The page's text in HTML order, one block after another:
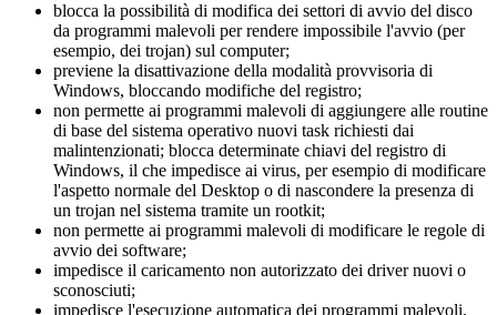
blocca la possibilità di modifica dei settori di avvio del disco
da programmi malevoli per rendere impossibile l'avvio (per
esempio, dei trojan) sul computer;
previene la disattivazione della modalità provvisoria di
Windows, bloccando modifiche del registro;
non permette ai programmi malevoli di aggiungere alle routine
di base del sistema operativo nuovi task richiesti dai
malintenzionati; blocca determinate chiavi del registro di
Windows, il che impedisce ai virus, per esempio di modificare
l'aspetto normale del Desktop o di nascondere la presenza di
un trojan nel sistema tramite un rootkit;
non permette ai programmi malevoli di modificare le regole di
avvio dei software;
impedisce il caricamento non autorizzato dei driver nuovi o
sconosciuti;
impedisce l'esecuzione automatica dei programmi malevoli,